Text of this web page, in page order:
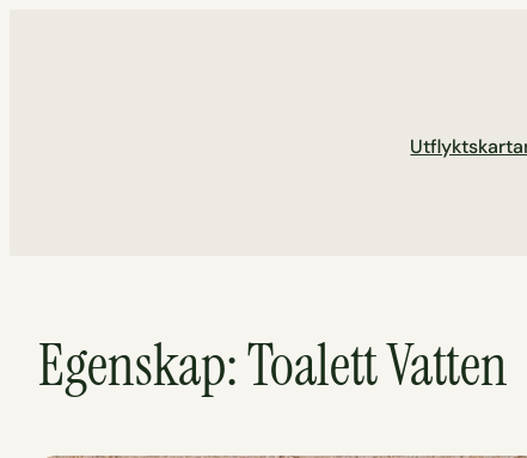
Egenskap:Toalett Vatten